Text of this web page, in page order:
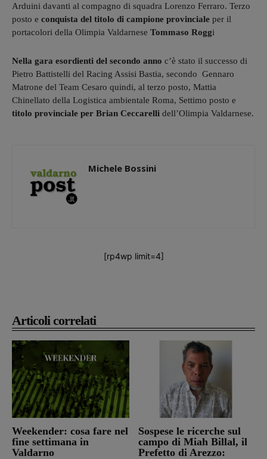
Articoli correlati
Weekender: cosa fare nel
fine settimana in
Valdarno
Sospese le ricerche sul
campo di Miah Billal, il
Prefetto di Arezzo:
Arduini davanti al compagno di squadra Lorenzo Ferraro. Terzo
posto e conquista del titolo di campione provinciale per il
portacolori della Olimpia Valdarnese Tommaso Roggi
Nella gara esordienti del secondo anno c’è stato il successo di
Pietro Battistelli del Racing Assisi Bastia, secondo Gennaro
Matrone del Team Cesaro quindi, al terzo posto, Mattia
Chinellato della Logistica ambientale Roma, Settimo posto e
titolo provinciale per Brian Ceccarelli dell’Olimpia Valdarnese.
Michele Bossini
[rp4wp limit=4]